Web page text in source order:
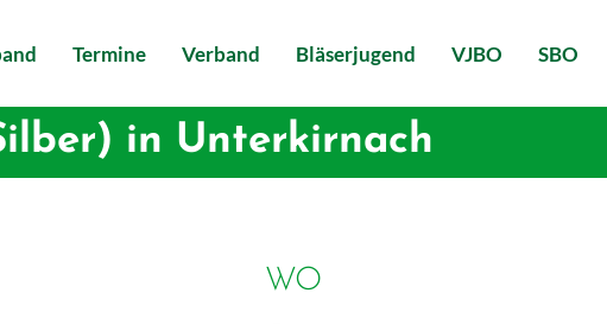
Termine Verband Bläserjugend VJBO SBO
in Unterkirnach
WO